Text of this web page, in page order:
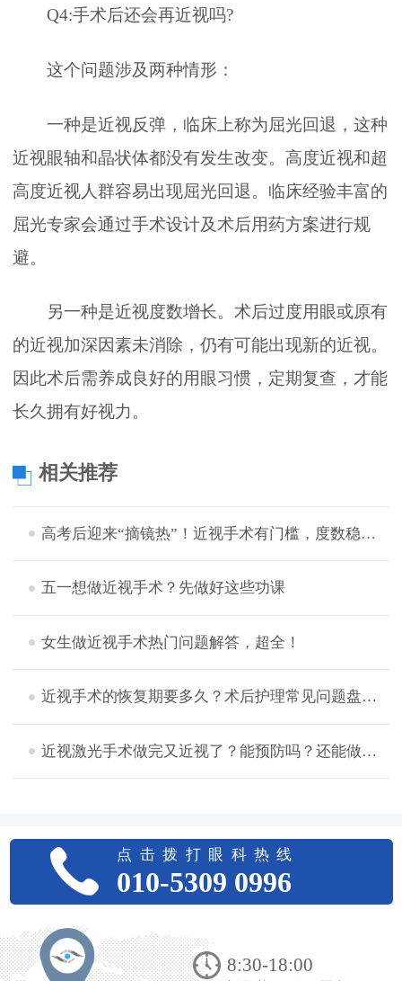
Q4:手术后还会再近视吗?
这个问题涉及两种情形：
一种是近视反弹，临床上称为屈光回退，这种
近视眼轴和晶状体都没有发生改变。高度近视和超
高度近视人群容易出现屈光回退。临床经验丰富的
屈光专家会通过手术设计及术后用药方案进行规
避。
另一种是近视度数增长。术后过度用眼或原有
的近视加深因素未消除，仍有可能出现新的近视。
因此术后需养成良好的用眼习惯，定期复查，才能
长久拥有好视力。
相关推荐
高考后迎来“摘镜热”！近视手术有门槛，度数稳定后才宜手术
五一想做近视手术？先做好这些功课
女生做近视手术热门问题解答，超全！
近视手术的恢复期要多久？术后护理常见问题盘点，想摘镜的看过来！
近视激光手术做完又近视了？能预防吗？还能做二次手术吗？
点击拨打眼科热线
010-5309 0996
8:30-18:00